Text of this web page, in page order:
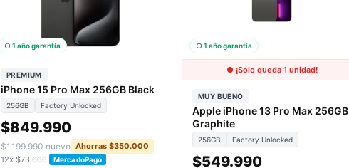
○ 1 año garantía
PREMIUM
iPhone 15 Pro Max 256GB Black
256GB Factory Unlocked
$849.990
$1.199.990 nuevo Ahorras $350.000
12x $73.666
MercadoPago
○ 1 año garantía
● ¡Solo queda 1 unidad!
MUY BUENO
Apple iPhone 13 Pro Max 256GB
Graphite
256GB Factory Unlocked
$549.990